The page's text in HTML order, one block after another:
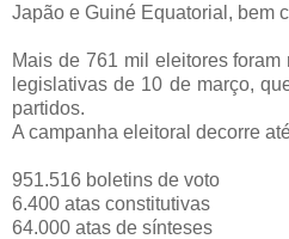
Japão e Guiné Equatorial, bem
Mais de 761 mil eleitores
legislativas de 10 de março,
partidos.
A campanha eleitoral decorre
951.516 boletins de voto
6.400 atas constitutivas
64.000 atas de sínteses